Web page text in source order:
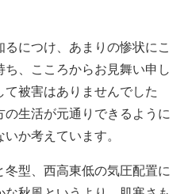
につけ、あまりの惨状にこ
、こころからお見舞い申し
て被害はありませんでした
生活が元通りできるように
か考えています。
型、西高東低の気圧配置に